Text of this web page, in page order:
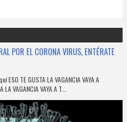
POR EL CORONA VIRUS, ENTÉRATE
TE GUSTA LA VAGANCIA VAYA A
VAGANCIA VAYA A T...